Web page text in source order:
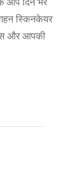
आप दिन भर
स्किनकेयर
और आपकी